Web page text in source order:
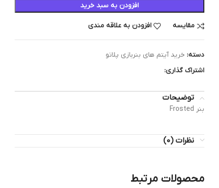
افزودن به سبد خرید
مقایسه افزودن به علاقه مندی
دسته: خرید آیتم های بنربازی پلاتو
اشتراک گذاری:
توضیحات
بنر Frosted
نظرات (0)
محصولات مرتبط